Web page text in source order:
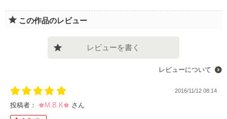
この作品のレビュー
レビューを書く
レビューについて
2016/11/12 08:14
投稿者： ♚M.B.K♚ さん